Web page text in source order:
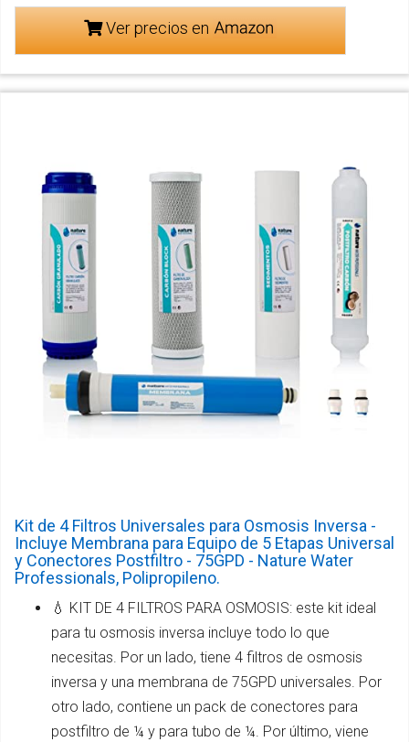
Ver precios en
Kit de 4 Filtros Universales para Osmosis Inversa -
Incluye Membrana para Equipo de 5 Etapas Universal
y Conectores Postfiltro - 75GPD - Nature Water
Professionals, Polipropileno.
💧 KIT DE 4 FILTROS PARA OSMOSIS: este kit ideal
para tu osmosis inversa incluye todo lo que
necesitas. Por un lado, tiene 4 filtros de osmosis
inversa y una membrana de 75GPD universales. Por
otro lado, contiene un pack de conectores para
postfiltro de ¼ y para tubo de ¼. Por último, viene